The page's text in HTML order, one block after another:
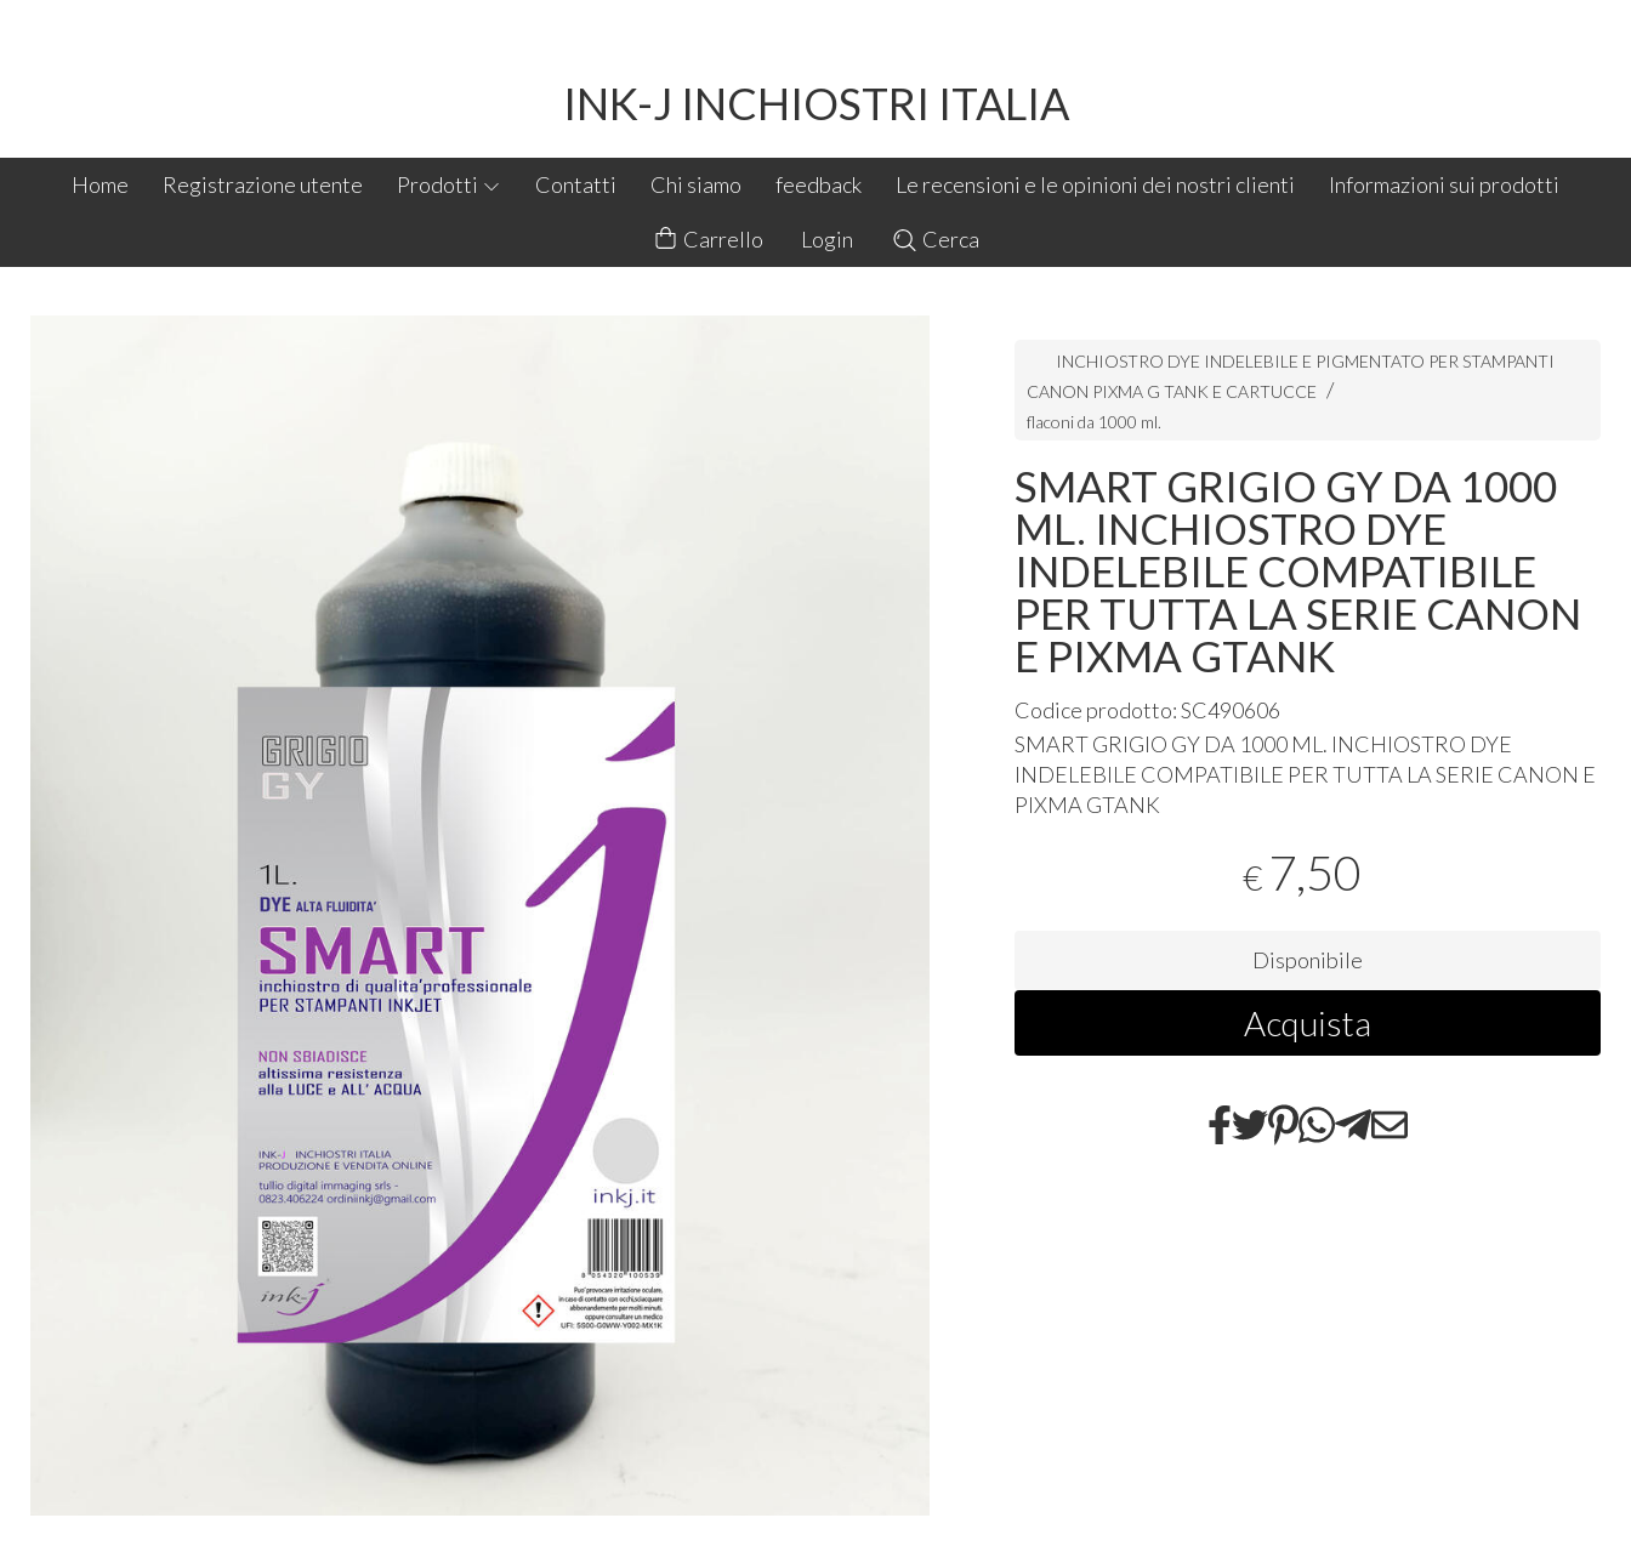
INK-J INCHIOSTRI ITALIA
Home Registrazione utente Prodotti Contatti Chi siamo feedback Le recensioni e le opinioni dei nostri clienti Informazioni sui prodotti
Carrello Login Cerca
INCHIOSTRO DYE INDELEBILE E PIGMENTATO PER STAMPANTI
CANON PIXMA G TANK E CARTUCCE
flaconi da 1000 ml.
SMART GRIGIO GY DA 1000
ML. INCHIOSTRO DYE
INDELEBILE COMPATIBILE
PER TUTTA LA SERIE CANON
E PIXMA GTANK
Codice prodotto: SC490606
SMARTGRIGIO GY DA 1000 ML. INCHIOSTRO DYE
INDELEBILE COMPATIBILE PER TUTTA LASERIE CANON E
PIXMA GTANK
€ 7,50
Disponibile
Acquista